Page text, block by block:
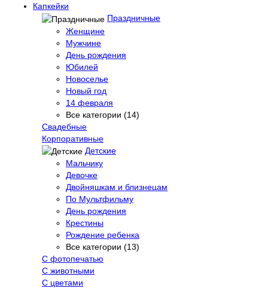
Капкейки
Праздничные
Женщине
Мужчине
День рождения
Юбилей
Новоселье
Новый год
14 февраля
Все категории (14)
Свадебные
Корпоративные
Детские
Мальчику
Девочке
Двойняшкам и близнецам
По Мультфильму
День рождения
Крестины
Рождение ребенка
Все категории (13)
С фотопечатью
C животными
С цветами